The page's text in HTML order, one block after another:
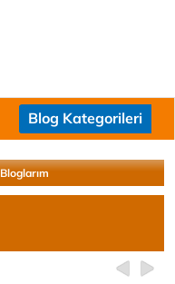
Blog Kategorileri
Bloglarım